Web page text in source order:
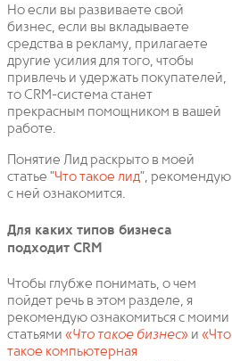
Но если вы развиваете свой
бизнес, если вы вкладываете
средства в рекламу, прилагаете
другие усилия для того, чтобы
привлечь и удержать покупателей,
то CRM-система станет
прекрасным помощником в вашей
работе.
Понятие Лид раскрыто в моей
статье "Что такое лид", рекомендую
с ней ознакомится.
Для каких типов бизнеса
подходит CRM
Чтобы глубже понимать, о чем
пойдет речь в этом разделе, я
рекомендую ознакомиться с моими
статьями «Что такое бизнес» и «Что
такое компьютерная